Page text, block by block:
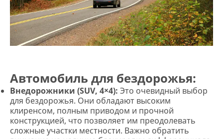
Автомобиль для бездорожья:
Внедорожники (SUV, 4×4): Это очевидный выбор
для бездорожья. Они обладают высоким
клиренсом, полным приводом и прочной
конструкцией, что позволяет им преодолевать
сложные участки местности. Важно обратить